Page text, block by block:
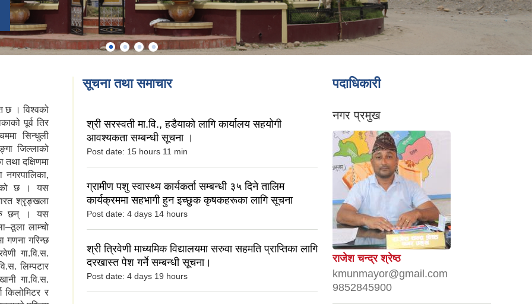
छ । विश्वको
पूर्व तिर
सिन्धुली
जिल्लाको
दक्षिणमा
नगरपालिका,
छ । यस
श्रृङ्खला
छन् । यस
लाम्चो
गणना गरिन्छ
गा.वि.स.
लिम्पटार
गा.वि.स.
र
सूचना तथा समाचार
श्री सरस्वती मा.वि., हडैयाको लागि कार्यालय सहयोगी
आवश्यकता सम्बन्धी सूचना ।
Post date: 15 hours 11 min
ग्रामीण पशु स्वास्थ्य कार्यकर्ता सम्बन्धी ३५ दिने तालिम
कार्यक्रममा सहभागी हुन इच्छुक कृषकहरूका लागि सूचना
Post date: 4 days 14 hours
श्री त्रिवेणी माध्यमिक विद्यालयमा सरुवा सहमति प्राप्तिका लागि
दरखास्त पेश गर्ने सम्बन्धी सूचना।
Post date: 4 days 19 hours
पदाधिकारी
नगर प्रमुख
राजेश चन्द्र श्रेष्ठ
kmunmayor@gmail.com
9852845900